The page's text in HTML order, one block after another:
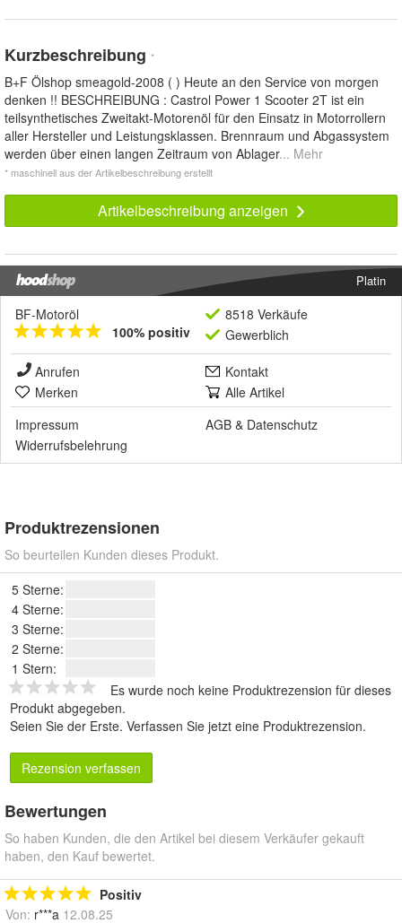
Kurzbeschreibung *
B+F Ölshop smeagold-2008 ( ) Heute an den Service von morgen
denken !! BESCHREIBUNG : Castrol Power 1 Scooter 2T ist ein
teilsynthetisches Zweitakt-Motorenöl für den Einsatz in Motorrollern
aller Hersteller und Leistungsklassen. Brennraum und Abgassystem
werden über einen langen Zeitraum von Ablager... Mehr
* maschinell aus der Artikelbeschreibung erstellt
Artikelbeschreibung anzeigen
Platin
BF-Motoröl
100% positiv
8518 Verkäufe
Gewerblich
Anrufen
Kontakt
Merken
Alle Artikel
Impressum
AGB & Datenschutz
Widerrufsbelehrung
Produktrezensionen
So beurteilen Kunden dieses Produkt.
5 Sterne:
4 Sterne:
3 Sterne:
2 Sterne:
1 Stern:
Es wurde noch keine Produktrezension für dieses
Produkt abgegeben.
Seien Sie der Erste. Verfassen Sie jetzt eine Produktrezension.
Rezension verfassen
Bewertungen
So haben Kunden, die den Artikel bei diesem Verkäufer gekauft
haben, den Kauf bewertet.
Positiv
Von: r***a 12.08.25